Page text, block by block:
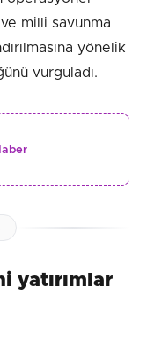
milli savunma
yönelik
vurguladı.
yatırımlar